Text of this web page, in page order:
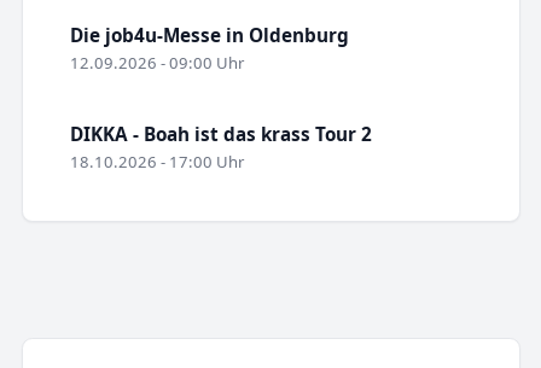
Die job4u-Messe in Oldenburg
12.09.2026 - 09:00 Uhr
DIKKA - Boah ist das krass Tour 2
18.10.2026 - 17:00 Uhr